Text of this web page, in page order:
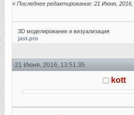
«Последнее редактирование: 21 Июня,
3D моделирование и визуализация
jast.pro
21 Июня, 2016, 13:51:35
kott